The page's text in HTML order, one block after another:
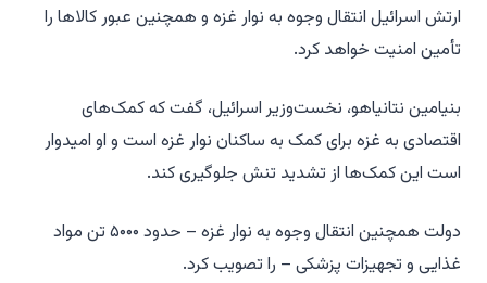
ارتش اسرائیل انتقال وجوه به نوار غزه و همچنین عبور کالاها را
تأمین امنیت خواهد کرد.
بنیامین نتانیاهو، نخست‌وزیر اسرائیل، گفت که کمک‌های
اقتصادی به غزه برای کمک به ساکنان نوار غزه است و او امیدوار
است این کمک‌ها از تشدید تنش جلوگیری کند.
دولت همچنین انتقال وجوه به نوار غزه – حدود ۵۰۰۰ تن مواد
غذایی و تجهیزات پزشکی – را تصویب کرد.